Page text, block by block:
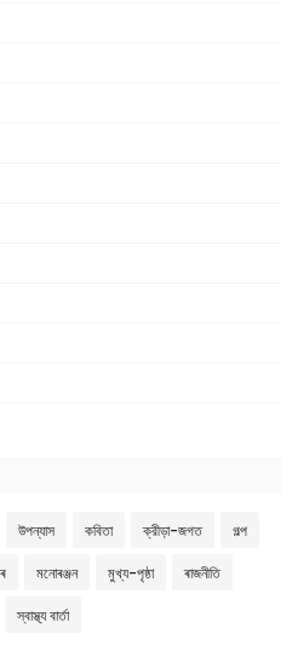
উপন্যাস কবিতা ক্রীড়া-জগত গল্প
মনোৰঞ্জন মুখ্য-পৃষ্ঠা ৰাজনীতি
স্বাস্থ্য বাৰ্তা